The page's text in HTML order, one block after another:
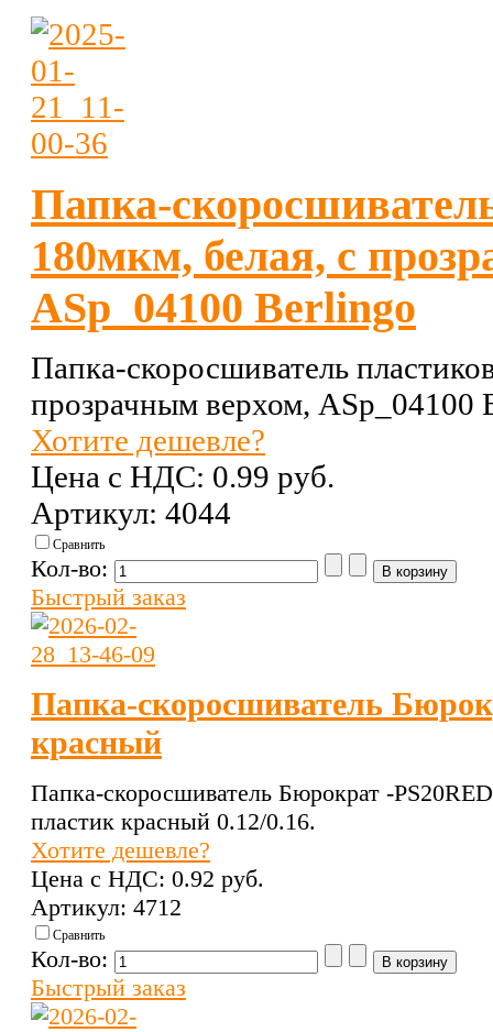
Папка-
180мкм, белая, с
ASp_04100 Berlingo
Папка-скоросшиватель
прозрачным верхом, ASp_04100
Хотите дешевле?
Цена с НДС: 0.99 pуб.
Артикул: 4044
Сравнить
Кол-во:
Быстрый заказ
Папка-скоросшиватель
красный
Папка-скоросшиватель Бюрократ -
пластик красный 0.12/0.16.
Хотите дешевле?
Цена с НДС: 0.92 pуб.
Артикул: 4712
Сравнить
Кол-во:
Быстрый заказ